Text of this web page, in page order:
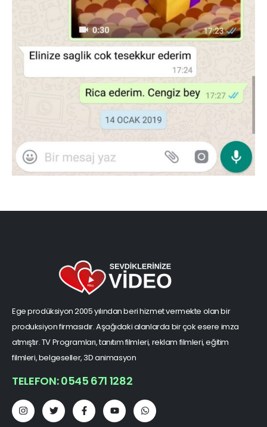
Ege prodüksiyon 2005 yılından beri hizmet vermekte olan bir
produksiyon firmasıdır. Aşağıdaki alanlarda bir çok esere imza
atmıştır. TV Programları, tanıtım filmleri, reklam filmleri, eğitim
filmleri, belgeseller, 3D animasyon
TELEFON: 0545 671 1282